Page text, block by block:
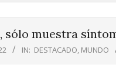
sólo muestra
IN: DESTACADO, MUNDO